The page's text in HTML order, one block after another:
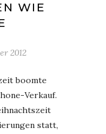
WIE
2012
boomte
Verkauf.
statt,